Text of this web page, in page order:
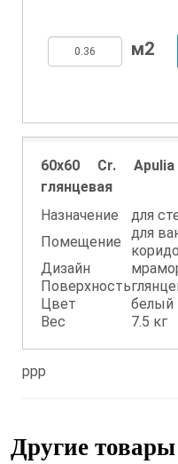
60x60 Cr.
глянцевая
Назначение
для
Помещение
для
Дизайн
Поверхность
Цвет
белый
Вес
7.5 кг
ppp
Другие